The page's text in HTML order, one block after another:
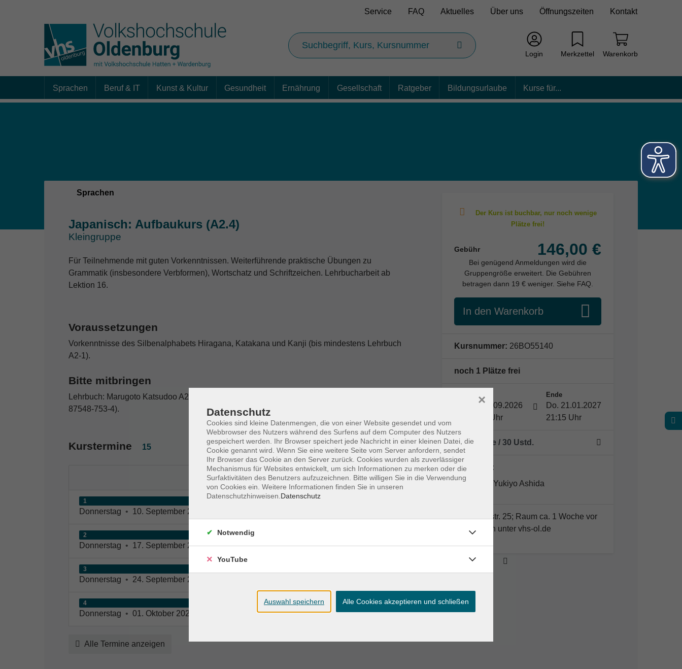
Service FAQ Aktuelles Über uns Öffnungszeiten Kontakt
Login Merkzettel Warenkorb
Sprachen Beruf & IT Kunst & Kultur Gesundheit Ernährung Gesellschaft Ratgeber Bildungsurlaube Kurse für...
Sprachen
Japanisch: Aufbaukurs (A2.4)
Kleingruppe
Für Teilnehmende mit guten Vorkenntnissen. Weiterführende praktische Übungen zu
Grammatik (insbesondere Verbformen), Wortschatz und Schriftzeichen. Lehrbucharbeit ab
Lektion 16.
Voraussetzungen
Vorkenntnisse des Silbenalphabets Hiragana, Katakana und Kanji (bis mindestens Lehrbuch
A2-1).
Bitte mitbringen
Lehrbuch: Marugoto Katsudoo A2-2 (978-3-87548-752-7) und Marugoto Rikai A2-2 (978-3-
87548-753-4).
Kurstermine 15
Ort / Raum
1
Donnerstag • 10. September 2026
2
Donnerstag • 17. September 2026 • 19:45 – 21:15 Uhr
3
Donnerstag • 24. September 2026
4
Donnerstag • 01. Oktober 2026 19:45 – 21:15 Uhr
Alle Termine anzeigen
Gebühr 146,00 €
Bei genügend Anmeldungen wird die
Gruppengröße erweitert. Die Gebühren
betragen dann 19 € weniger. Siehe FAQ.
In den Warenkorb
Kursnummer: 26BO55140
noch 1 Plätze frei
Start
Do. 10.09.2026
19:45 Uhr
Ende
Do. 21.01.2027
21:15 Uhr
15 Termine / 30 Ustd.
Dozent*in:
Yukiyo Ashida
VHS; Karlstr. 25; Raum ca. 1 Woche vor
Kursbeginn unter vhs-ol.de
Datenschutz
Cookies sind kleine Datenmengen, die von einer Website gesendet und vom
Webbrowser des Nutzers während des Surfens auf dem Computer des Nutzers
gespeichert werden. Ihr Browser speichert jede Nachricht in einer kleinen Datei, die
Cookie genannt wird. Wenn Sie eine weitere Seite vom Server anfordern, sendet
Ihr Browser das Cookie an den Server zurück. Cookies wurden als zuverlässiger
Mechanismus für Websites entwickelt, um sich Informationen zu merken oder die
Surfaktivitäten des Benutzers aufzuzeichnen. Bitte willigen Sie in die Verwendung
von Cookies ein. Weitere Informationen finden Sie in unseren
Datenschutzhinweisen. Datenschutz
×
Notwendig
YouTube
Auswahl speichern Alle Cookies akzeptieren und schließen